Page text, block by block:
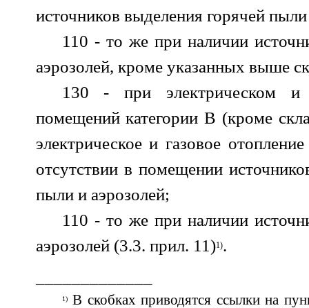
источников выделения горячей
110 - то же при наличии
аэрозолей, кроме указанных выше
130 - при электрическом и
помещений категории В (кроме
электрическое и газовое
отсутствии в помещении
пыли и аэрозолей;
110 - то же при наличии
аэрозолей (3.3. прил. 11)1).
1)В скобках приводятся ссылки на